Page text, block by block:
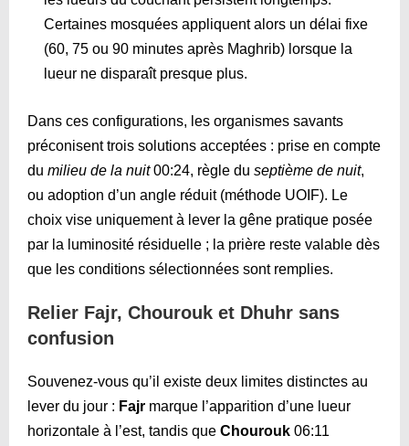
Certaines mosquées appliquent alors un délai fixe
(60, 75 ou 90 minutes après Maghrib) lorsque la
lueur ne disparaît presque plus.
Dans ces configurations, les organismes savants
préconisent trois solutions acceptées : prise en compte
du milieu de la nuit 00:24, règle du septième de nuit,
ou adoption d’un angle réduit (méthode UOIF). Le
choix vise uniquement à lever la gêne pratique posée
par la luminosité résiduelle ; la prière reste valable dès
que les conditions sélectionnées sont remplies.
Relier Fajr, Chourouk et Dhuhr sans
confusion
Souvenez-vous qu’il existe deux limites distinctes au
lever du jour : Fajr marque l’apparition d’une lueur
horizontale à l’est, tandis que Chourouk 06:11